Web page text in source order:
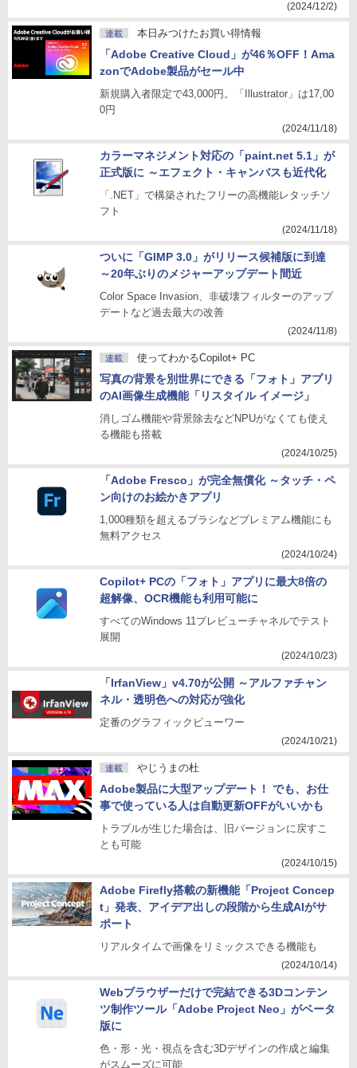
(2024/12/2)
連載 本日みつけたお買い得情報
「Adobe Creative Cloud」が46％OFF！Ama
zonでAdobe製品がセール中
新規購入者限定で43,000円。「Illustrator」は17,00
0円
(2024/11/18)
カラーマネジメント対応の「paint.net 5.1」が
正式版に ～エフェクト・キャンバスも近代化
「.NET」で構築されたフリーの高機能レタッチソ
フト
(2024/11/18)
ついに「GIMP 3.0」がリリース候補版に到達
～20年ぶりのメジャーアップデート間近
Color Space Invasion、非破壊フィルターのアップ
デートなど過去最大の改善
(2024/11/8)
連載 使ってわかるCopilot+ PC
写真の背景を別世界にできる「フォト」アプリ
のAI画像生成機能「リスタイル イメージ」
消しゴム機能や背景除去などNPUがなくても使え
る機能も搭載
(2024/10/25)
「Adobe Fresco」が完全無償化 ～タッチ・ペ
ン向けのお絵かきアプリ
1,000種類を超えるブラシなどプレミアム機能にも
無料アクセス
(2024/10/24)
Copilot+ PCの「フォト」アプリに最大8倍の
超解像、OCR機能も利用可能に
すべてのWindows 11プレビューチャネルでテスト
展開
(2024/10/23)
「IrfanView」v4.70が公開 ～アルファチャン
ネル・透明色への対応が強化
定番のグラフィックビューワー
(2024/10/21)
連載 やじうまの杜
Adobe製品に大型アップデート！ でも、お仕
事で使っている人は自動更新OFFがいいかも
トラブルが生じた場合は、旧バージョンに戻すこ
とも可能
(2024/10/15)
Adobe Firefly搭載の新機能「Project Concep
t」発表、アイデア出しの段階から生成AIがサ
ポート
リアルタイムで画像をリミックスできる機能も
(2024/10/14)
Webブラウザーだけで完結できる3Dコンテン
ツ制作ツール「Adobe Project Neo」がベータ
版に
色・形・光・視点を含む3Dデザインの作成と編集
がスムーズに可能